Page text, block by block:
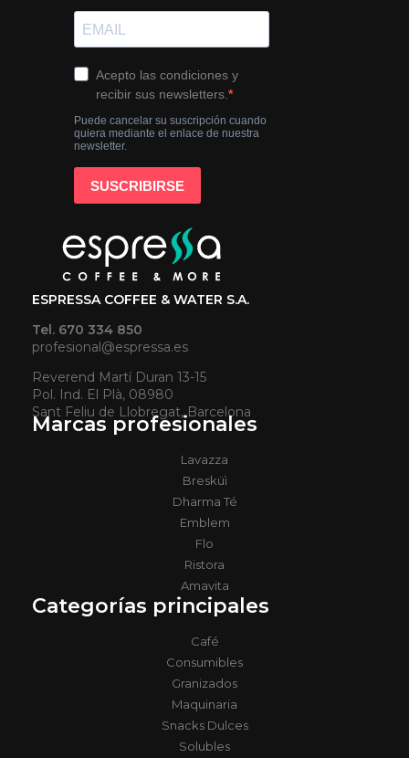
ESPRESSA COFFEE & WATER S.A.
Tel. 670 334 850
profesional@espressa.es
Reverend Martí Duran 13-15
Pol. Ind. El Plà, 08980
Sant Feliu de Llobregat, Barcelona
Marcas profesionales
Lavazza
Bresküì
Dharma Té
Emblem
Flo
Ristora
Amavita
Categorías principales
Café
Consumibles
Granizados
Maquinaria
Snacks Dulces
Solubles